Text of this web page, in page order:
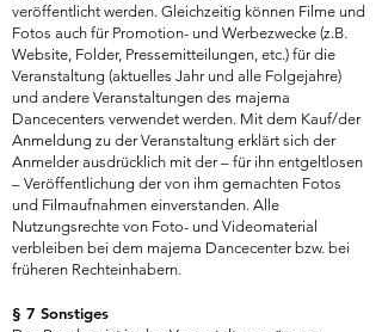
veröffentlicht werden. Gleichzeitig können Filme und
Fotos auch für Promotion- und Werbezwecke (z.B.
Website, Folder, Pressemitteilungen, etc.) für die
Veranstaltung (aktuelles Jahr und alle Folgejahre)
und andere Veranstaltungen des majema
Dancecenters verwendet werden. Mit dem Kauf/der
Anmeldung zu der Veranstaltung erklärt sich der
Anmelder ausdrücklich mit der – für ihn entgeltlosen
– Veröffentlichung der von ihm gemachten Fotos
und Filmaufnahmen einverstanden. Alle
Nutzungsrechte von Foto- und Videomaterial
verbleiben bei dem majema Dancecenter bzw. bei
früheren Rechteinhabern.
§ 7 Sonstiges